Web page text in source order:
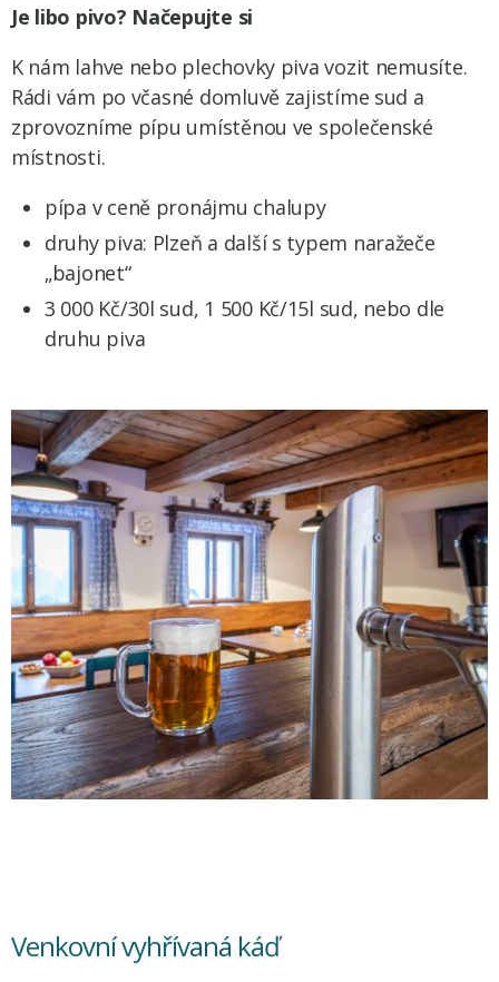
Je libo pivo? Načepujte si
K nám lahve nebo plechovky piva vozit nemusíte.
Rádi vám po včasné domluvě zajistíme sud a
zprovozníme pípu umístěnou ve společenské
místnosti.
pípa v ceně pronájmu chalupy
druhy piva: Plzeň a další s typem naražeče
„bajonet“
3 000 Kč/30l sud, 1 500 Kč/15l sud, nebo dle
druhu piva
Venkovní vyhřívaná káď